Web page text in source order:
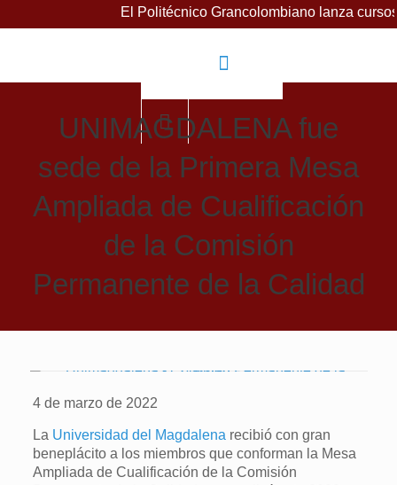
El Politécnico Grancolombiano lanza cursos
UNIMAGDALENA fue
sede de la Primera Mesa
Ampliada de Cualificación
de la Comisión
Permanente de la Calidad
4 de marzo de 2022
La Universidad del Magdalena recibió con gran
beneplácito a los miembros que conforman la Mesa
Ampliada de Cualificación de la Comisión